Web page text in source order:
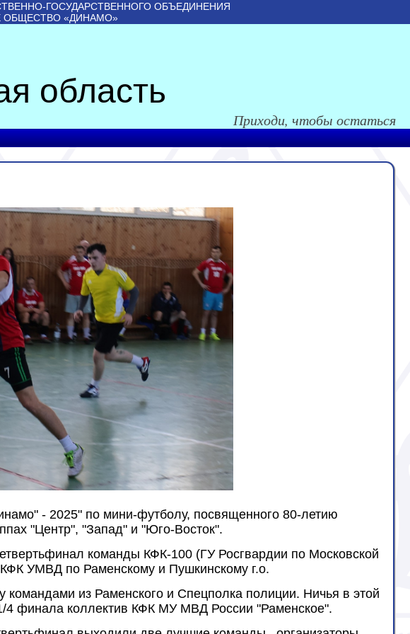
ГОСУДАРСТВЕННОГО ОБЪЕДИНЕНИЯ
ОБЩЕСТВО «ДИНАМО»
область
Приходи, чтобы остаться
- 2025" по мини-футболу, посвященного 80-летию
"Центр", "Запад" и "Юго-Восток".
команды КФК-100 (ГУ Росгвардии по Московской
УМВД по Раменскому и Пушкинскому г.о.
из Раменского и Спецполка полиции. Ничья в этой
4 финала коллектив КФК МУ МВД России "Раменское".